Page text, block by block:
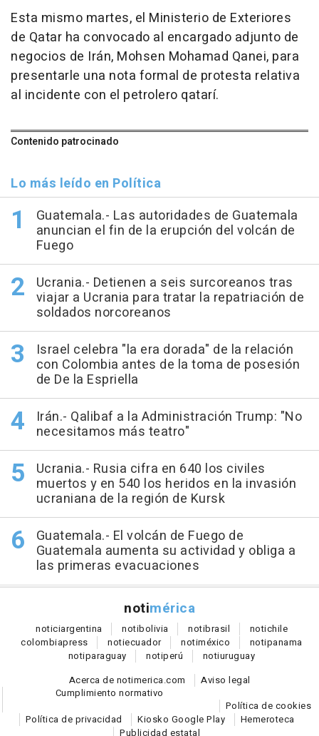
Esta mismo martes, el Ministerio de Exteriores
de Qatar ha convocado al encargado adjunto de
negocios de Irán, Mohsen Mohamad Qanei, para
presentarle una nota formal de protesta relativa
al incidente con el petrolero qatarí.
Contenido patrocinado
Lo más leído en Política
Guatemala.- Las autoridades de Guatemala
anuncian el fin de la erupción del volcán de
Fuego
Ucrania.- Detienen a seis surcoreanos tras
viajar a Ucrania para tratar la repatriación de
soldados norcoreanos
Israel celebra "la era dorada" de la relación
con Colombia antes de la toma de posesión
de De la Espriella
Irán.- Qalibaf a la Administración Trump: "No
necesitamos más teatro"
Ucrania.- Rusia cifra en 640 los civiles
muertos y en 540 los heridos en la invasión
ucraniana de la región de Kursk
Guatemala.- El volcán de Fuego de
Guatemala aumenta su actividad y obliga a
las primeras evacuaciones
notimérica
noticiargentina notibolivia notibrasil notichile
colombiapress notiecuador notiméxico notipanama
notiparaguay notiperú notiuruguay
Acerca de notimerica.com
Aviso legal
Cumplimiento normativo
Política de cookies
Política de privacidad
Kiosko Google Play
Hemeroteca
Publicidad estatal